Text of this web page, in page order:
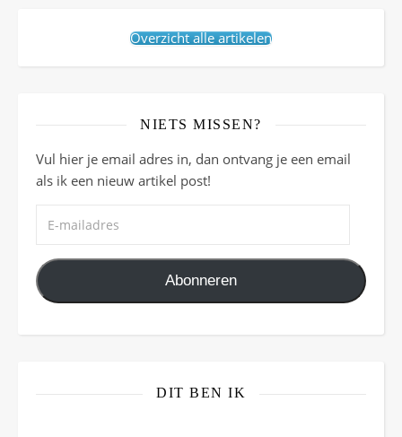
Overzicht alle artikelen
NIETS MISSEN?
Vul hier je email adres in, dan ontvang je een email
als ik een nieuw artikel post!
Abonneren
DIT BEN IK